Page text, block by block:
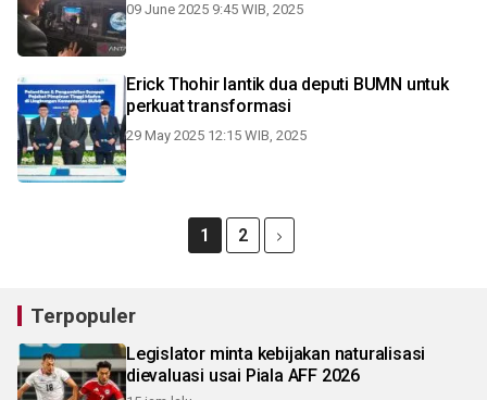
09 June 2025 9:45 WIB, 2025
Erick Thohir lantik dua deputi BUMN untuk
perkuat transformasi
29 May 2025 12:15 WIB, 2025
1 2
Terpopuler
Legislator minta kebijakan naturalisasi
dievaluasi usai Piala AFF 2026